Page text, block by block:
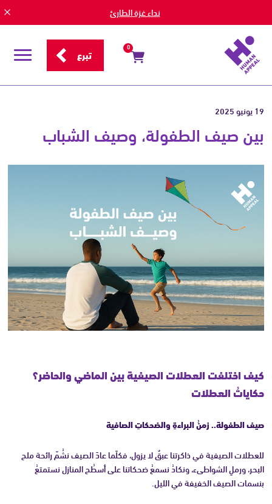
نداء غزة الطارئ
0 تبرع
قائمة
19 يونيو 2025
بين صيف الطفولة، وصيف الشباب
كيف اختلفت العطلات الصيفية بين الماضي والحاضر؟
حكاياتُ العطلات
صيف الطفولة.. زمنُ البراءةِ والضحكاتِ الصافية
للعطلات الصيفية في ذاكرتنا عبقٌ لا يزول، فكلّما عادَ الصيف نشُمّ رائحة ملح
البحر، ورملِ الشواطىء، ونكادُ نسمعُ ضحكاتنا على أسطُح المنازل نستمتعُ
بنسمات الصيف الخفيفة في الليل.